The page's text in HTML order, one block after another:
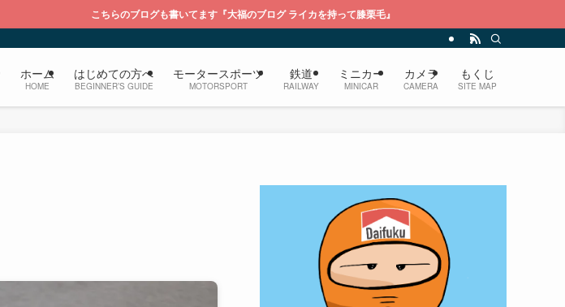
こちらのブログも書いてます『大福のブログ ライカを持って膝栗毛』
ホーム
HOME
はじめての方へ
BEGINNER’S GUIDE
モータースポーツ
MOTORSPORT
鉄道
RAILWAY
ミニカー
MINICAR
カメラ
CAMERA
もくじ
SITE MAP